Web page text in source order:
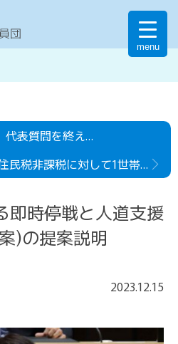
menu
団
表質問を終えて(井口まみ)
税非課税に対して1世帯あた
即時停戦と人道支援
)の提案説明
2023.12.15